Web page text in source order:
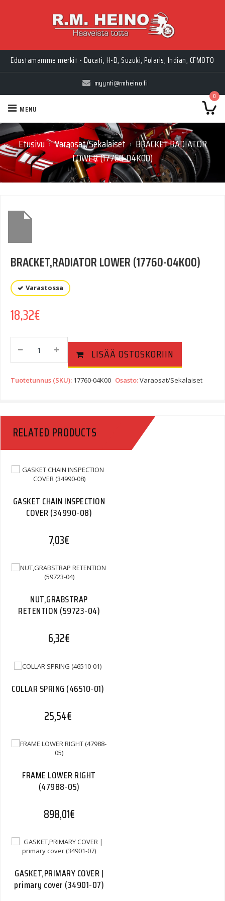
Edustamamme merkit - Ducati, H-D, Suzuki, Polaris, Indian, CFMOTO
myynti@rmheino.fi
0
MENU
Etusivu › Varaosat/Sekalaiset › BRACKET,RADIATOR
LOWER (17760-04K00)
BRACKET,RADIATOR LOWER (17760-04K00)
Varastossa
18,32€
BRACKET,RADIATOR
04K00)
LISÄÄ OSTOSKORIIN
Tuotetunnus (SKU): 17760-04K00 Osasto:Varaosat/Sekalaiset
RELATED PRODUCTS
GASKET CHAIN INSPECTION
COVER (34990-08)
7,03€
NUT,GRABSTRAP
RETENTION (59723-04)
6,32€
COLLAR SPRING (46510-01)
25,54€
FRAME LOWER RIGHT
(47988-05)
898,01€
GASKET,PRIMARY COVER |
primary cover (34901-07)